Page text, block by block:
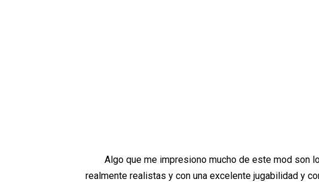
Algo que me impresiono mucho de este mod son
realmente realistas y con una excelente jugabilidad y